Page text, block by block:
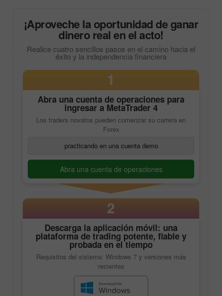
¡Aproveche la oportunidad de ganar
dinero real en el acto!
Realice cuatro sencillos pasos en el camino hacia el
éxito y la independencia financiera
1
Abra una cuenta de operaciones para
ingresar a MetaTrader 4
Los traders novatos pueden comenzar su carrera en
Forex
practicando en una cuenta demo
Abra una cuenta de operaciones
2
Descarga la aplicación móvil: una
plataforma de trading potente, fiable y
probada en el tiempo
Requisitos del sistema: Windows 7 y versiones más
recientes